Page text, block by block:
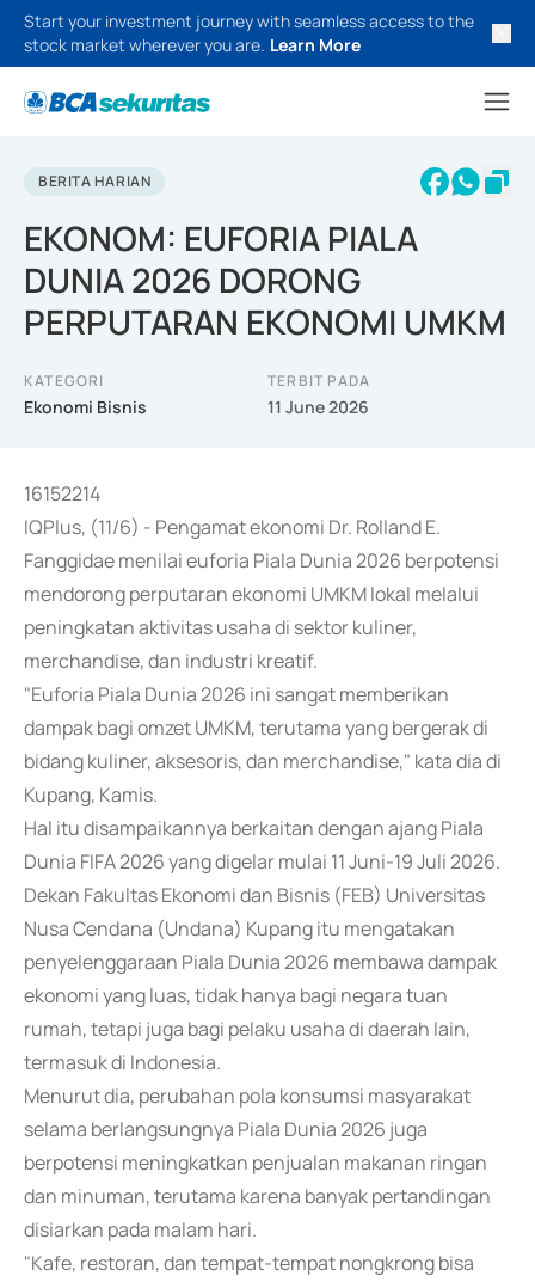
Start your investment journey with seamless access to the
stock market wherever you are. Learn More
BERITA HARIAN
EKONOM: EUFORIA PIALA
DUNIA 2026 DORONG
PERPUTARAN EKONOMI UMKM
KATEGORI
Ekonomi Bisnis
TERBIT PADA
11 June 2026
16152214
IQPlus, (11/6) - Pengamat ekonomi Dr. Rolland E.
Fanggidae menilai euforia Piala Dunia 2026 berpotensi
mendorong perputaran ekonomi UMKM lokal melalui
peningkatan aktivitas usaha di sektor kuliner,
merchandise, dan industri kreatif.
"Euforia Piala Dunia 2026 ini sangat memberikan
dampak bagi omzet UMKM, terutama yang bergerak di
bidang kuliner, aksesoris, dan merchandise," kata dia di
Kupang, Kamis.
Hal itu disampaikannya berkaitan dengan ajang Piala
Dunia FIFA 2026 yang digelar mulai 11 Juni-19 Juli 2026.
Dekan Fakultas Ekonomi dan Bisnis (FEB) Universitas
Nusa Cendana (Undana) Kupang itu mengatakan
penyelenggaraan Piala Dunia 2026 membawa dampak
ekonomi yang luas, tidak hanya bagi negara tuan
rumah, tetapi juga bagi pelaku usaha di daerah lain,
termasuk di Indonesia.
Menurut dia, perubahan pola konsumsi masyarakat
selama berlangsungnya Piala Dunia 2026 juga
berpotensi meningkatkan penjualan makanan ringan
dan minuman, terutama karena banyak pertandingan
disiarkan pada malam hari.
"Kafe, restoran, dan tempat-tempat nongkrong bisa